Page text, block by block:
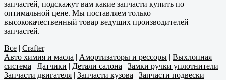
запчастей, подскажут вам какие запчасти купить по
оптимальной цене. Мы поставляем только
высококачественный товар ведущих производителей
запчастей.
Все | Crafter
Авто химия и масла | Амортизаторы и рессоры | Выхлопная
система | Датчики | Детали салона | Замки ручки уплотнители |
Запчасти двигателя | Запчасти кузова | Запчасти подвески |